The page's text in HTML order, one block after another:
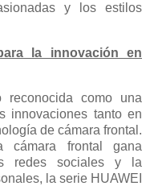
y los estilos
la innovación en
como una
innovaciones tanto en
de cámara frontal.
frontal gana
redes sociales y la
la serie HUAWEI